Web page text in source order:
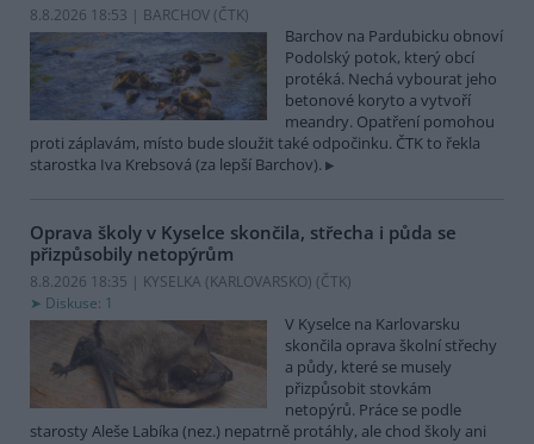
8.8.2026 18:53 | BARCHOV (ČTK)
Barchov na Pardubicku obnoví
Podolský potok, který obcí
protéká. Nechá vybourat jeho
betonové koryto a vytvoří
meandry. Opatření pomohou
proti záplavám, místo bude sloužit také odpočinku. ČTK to řekla
starostka Iva Krebsová (za lepší Barchov).
Oprava školy v Kyselce skončila, střecha i půda se
přizpůsobily netopýrům
8.8.2026 18:35 | KYSELKA (KARLOVARSKO) (ČTK)
Diskuse: 1
V Kyselce na Karlovarsku
skončila oprava školní střechy
a půdy, které se musely
přizpůsobit stovkám
netopýrů. Práce se podle
starosty Aleše Labíka (nez.) nepatrně protáhly, ale chod školy ani